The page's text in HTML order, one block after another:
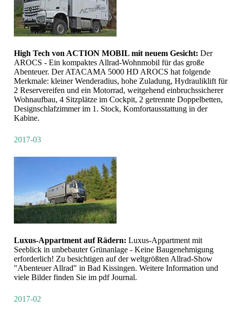
High Tech von ACTION MOBIL mit neuem Gesicht: Der
AROCS - Ein kompaktes Allrad-Wohnmobil für das große
Abenteuer. Der ATACAMA 5000 HD AROCS hat folgende
Merkmale: kleiner Wenderadius, hohe Zuladung, Hydrauliklift für
2 Reservereifen und ein Motorrad, weitgehend einbruchssicherer
Wohnaufbau, 4 Sitzplätze im Cockpit, 2 getrennte Doppelbetten,
Designschlafzimmer im 1. Stock, Komfortausstattung in der
Kabine.
2017-03
Luxus-Appartment auf Rädern: Luxus-Appartment mit
Seeblick in unbebauter Grünanlage - Keine Baugenehmigung
erforderlich! Zu besichtigen auf der weltgrößten Allrad-Show
"Abenteuer Allrad" in Bad Kissingen. Weitere Information und
viele Bilder finden Sie im pdf Journal.
2017-02